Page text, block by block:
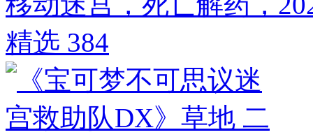
精选 384